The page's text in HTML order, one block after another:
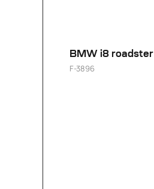
BMW i8 roadster
F-3896